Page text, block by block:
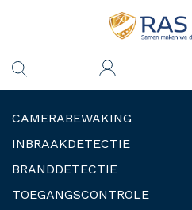
CAMERABEWAKING
INBRAAKDETECTIE
BRANDDETECTIE
TOEGANGSCONTROLE